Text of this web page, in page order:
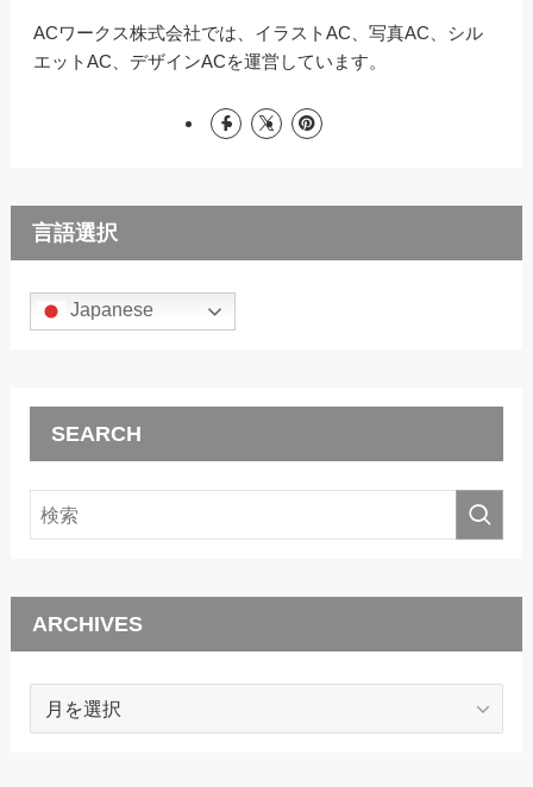
ACワークス株式会社では、イラストAC、写真AC、シル
エットAC、デザインACを運営しています。
言語選択
Japanese
SEARCH
ARCHIVES
ARCHIVES